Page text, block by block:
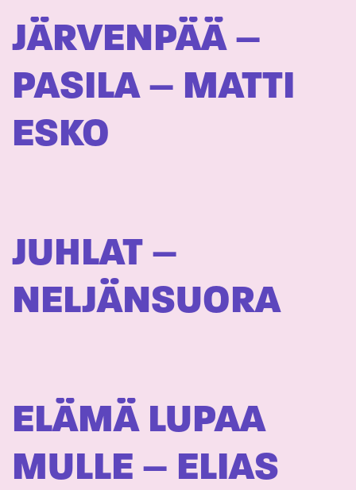
JÄRVENPÄÄ –
PASILA – MATTI
ESKO
JUHLAT –
NELJÄNSUORA
ELÄMÄ LUPAA
MULLE – ELIAS